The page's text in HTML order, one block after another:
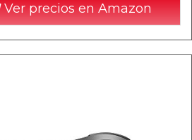
Ver precios en Amazon